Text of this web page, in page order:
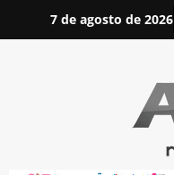
7 de agosto de 2026